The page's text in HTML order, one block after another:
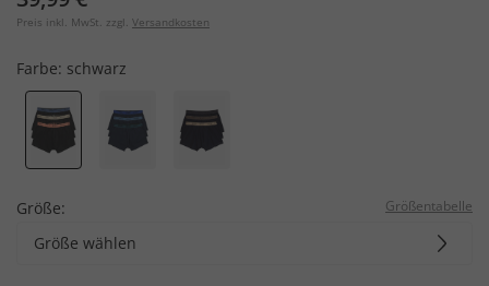
Preis inkl. MwSt. zzgl. Versandkosten
Farbe: schwarz
Größe: Größentabelle
Größe wählen